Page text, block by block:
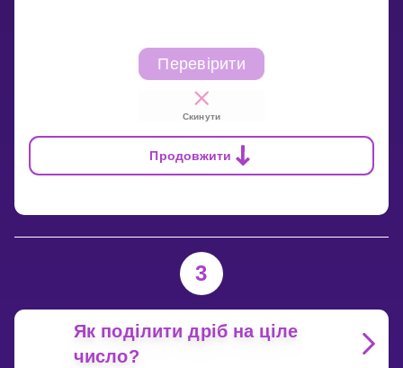
Перевірити
Скинути
Продовжити
3
Як поділити дріб на ціле
число?